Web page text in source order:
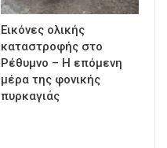
Εικόνες ολικής
καταστροφής στο
Ρέθυμνο – Η επόμενη
μέρα της φονικής
πυρκαγιάς